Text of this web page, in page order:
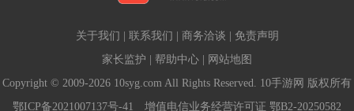
关于我们 联系我们 商务洽谈
免责声明
家长监护
帮助中心
网站地图
Copyright © 2009-2026 10syg.com All Rights Reserved. 10手游网 版权所有
鄂ICP备2021007137号-41 增值电信业务经营许可证 鄂B2-20250582